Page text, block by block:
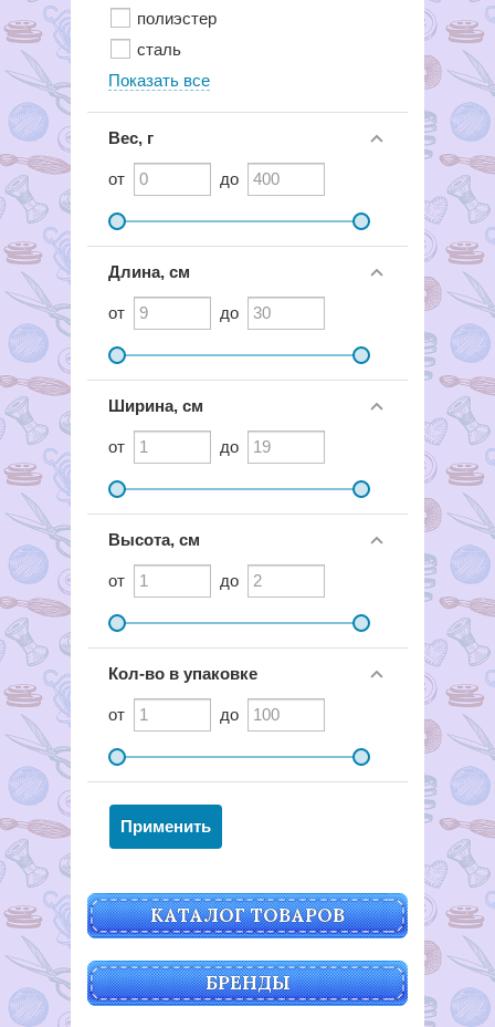
полиэстер
сталь
Показать все
Вес, г
от до
Длина, см
от до
Ширина, см
от до
Высота, см
от до
Кол-во в упаковке
от до
КАТАЛОГ ТОВАРОВ
БРЕНДЫ